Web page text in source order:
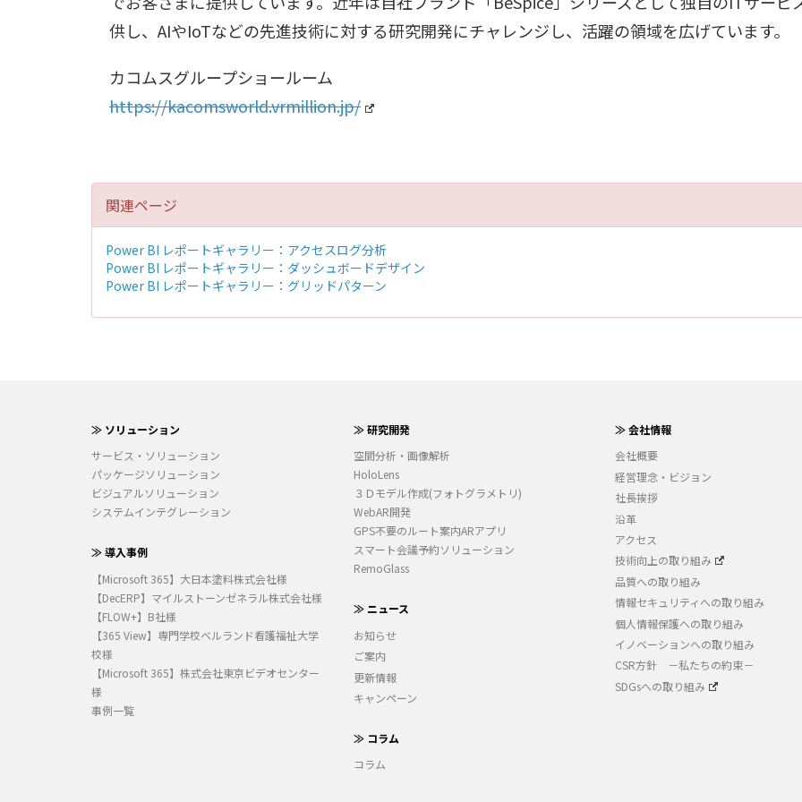
供し、AIやIoTなどの先進技術に対する研究開発にチャレンジし、活躍の領域を広げています。
カコムスグループショールーム
https://kacomsworld.vrmillion.jp/
関連ページ
Power BI レポートギャラリー：アクセスログ分析
Power BI レポートギャラリー：ダッシュボードデザイン
Power BI レポートギャラリー：グリッドパターン
≫ ソリューション
サービス・ソリューション
パッケージソリューション
ビジュアルソリューション
システムインテグレーション
≫ 導入事例
【Microsoft 365】大日本塗料株式会社様
【DecERP】マイルストーンゼネラル株式会社様
【FLOW+】B社様
【365 View】専門学校ベルランド看護福祉大学
校様
【Microsoft 365】株式会社東京ビデオセンター
様
事例一覧
≫ 研究開発
空間分析・画像解析
HoloLens
３Ｄモデル作成(フォトグラメトリ)
WebAR開発
GPS不要のルート案内ARアプリ
スマート会議予約ソリューション
RemoGlass
≫ ニュース
お知らせ
ご案内
更新情報
キャンペーン
≫ コラム
コラム
≫ 会社情報
会社概要
経営理念・ビジョン
社長挨拶
沿革
アクセス
技術向上の取り組み
品質への取り組み
情報セキュリティへの取り組み
個人情報保護への取り組み
イノベーションへの取り組み
CSR方針 －私たちの約束－
SDGsへの取り組み